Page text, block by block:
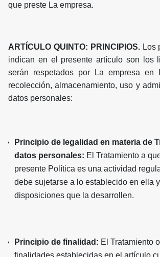
que preste La empresa.
ARTÍCULO QUINTO: PRINCIPIOS.Los
indican en el presente artículo son los
serán respetados por La empresa en
recolección, almacenamiento, uso y
datos personales:
Principio de legalidad en materia de
datos personales: El Tratamiento a
presente Política es una actividad
debe sujetarse a lo establecido en ella
disposiciones que la desarrollen.
Principio de finalidad: El Tratamiento